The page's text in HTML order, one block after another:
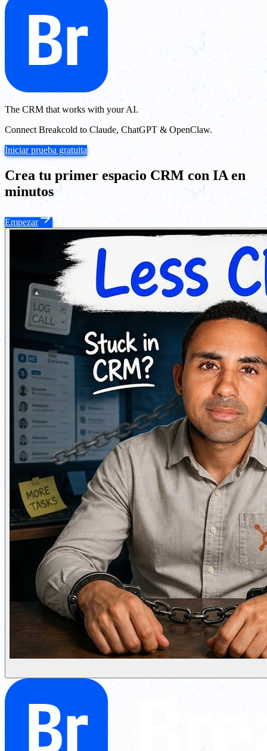
The CRM that works with your AI.
Connect Breakcold to Claude, ChatGPT & OpenClaw.
Iniciar prueba gratuita
Crea tu primer espacio CRM con IA en
minutos
Empezar